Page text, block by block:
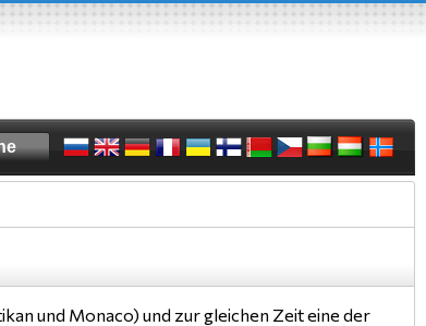
und Monaco) und zur gleichen Zeit eine der